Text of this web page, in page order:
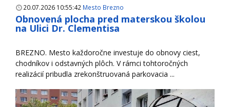
20.07.2026 10:55:42 Mesto Brezno
Obnovená plocha pred materskou školou
na Ulici Dr. Clementisa
BREZNO. Mesto každoročne investuje do obnovy ciest,
chodníkov i odstavných plôch. V rámci tohtoročných
realizácií pribudla zrekonštruovaná parkovacia ...